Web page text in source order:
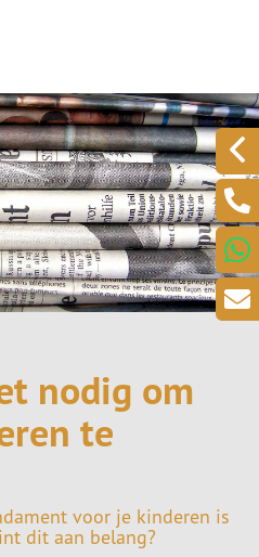
nodig om
te
voor je kinderen is
dit aan belang?